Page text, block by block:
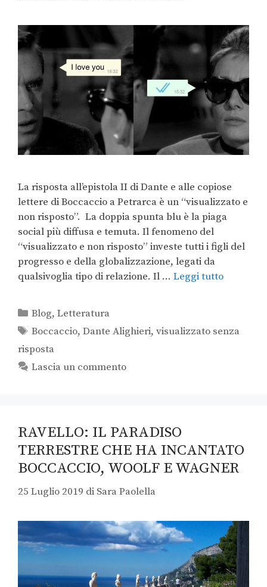
La risposta all’epistola II di Dante e alle copiose
lettere di Boccaccio a Petrarca è un “visualizzato e
non risposto”. La doppia spunta blu è la piaga
social più diffusa e temuta. Il fenomeno del
“visualizzato e non risposto” investe tutti i figli del
progresso e della globalizzazione, legati da
qualsivoglia tipo di relazione. Il … Leggi tutto
Blog,Letteratura
Boccaccio,Dante Alighieri,visualizzato senza
risposta
Lascia un commento
RAVELLO: IL PARADISO
TERRESTRE CHE HA INCANTATO
BOCCACCIO, WOOLF E WAGNER
25 Luglio 2019 di Sara Paolella